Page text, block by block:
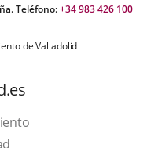
Teléfono:+34 983 426 100
de Valladolid